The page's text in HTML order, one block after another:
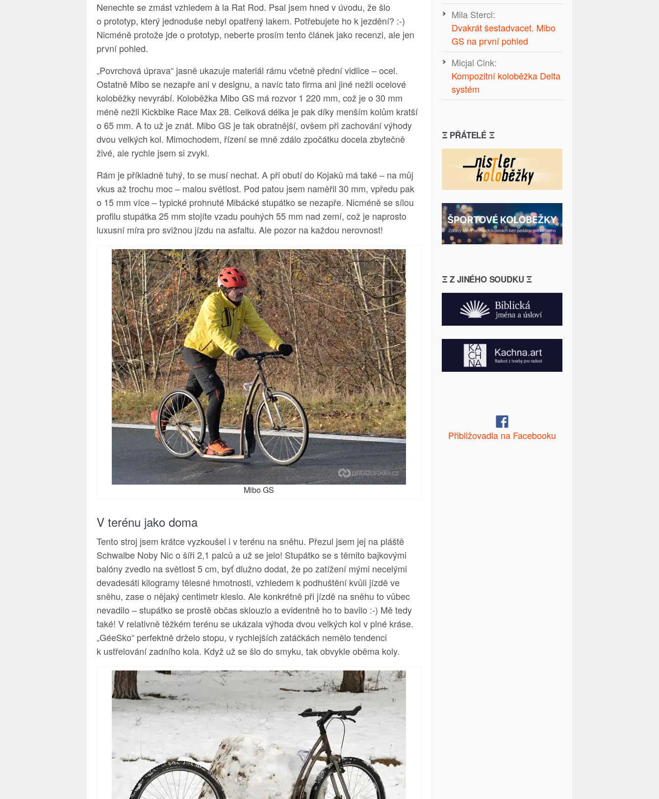
Nenechte se zmást vzhledem à la Rat Rod. Psal jsem hned v úvodu, že šlo
o prototyp, který jednoduše nebyl opatřený lakem. Potřebujete ho k jezdění? :-)
Nicméně protože jde o prototyp, neberte prosím tento článek jako recenzi, ale jen
první pohled.
„Povrchová úprava“ jasně ukazuje materiál rámu včetně přední vidlice – ocel.
Ostatně Mibo se nezapře ani v designu, a navíc tato firma ani jiné nežli ocelové
koloběžky nevyrábí. Koloběžka Mibo GS má rozvor 1 220 mm, což je o 30 mm
méně nežli Kickbike Race Max 28. Celková délka je pak díky menším kolům kratší
o 65 mm. A to už je znát. Mibo GS je tak obratnější, ovšem při zachování výhody
dvou velkých kol. Mimochodem, řízení se mně zdálo zpočátku docela zbytečně
živé, ale rychle jsem si zvykl.
Rám je příkladně tuhý, to se musí nechat. A při obutí do Kojaků má také – na můj
vkus až trochu moc – malou světlost. Pod patou jsem naměřil 30 mm, vpředu pak
o 15 mm více – typické prohnuté Mibácké stupátko se nezapře. Nicméně se sílou
profilu stupátka 25 mm stojíte vzadu pouhých 55 mm nad zemí, což je naprosto
luxusní míra pro svižnou jízdu na asfaltu. Ale pozor na každou nerovnost!
Mibo GS
V terénu jako doma
Tento stroj jsem krátce vyzkoušel i v terénu na sněhu. Přezul jsem jej na pláště
Schwalbe Noby Nic o šíři 2,1 palců a už se jelo! Stupátko se s těmito bajkovými
balóny zvedlo na světlost 5 cm, byť dlužno dodat, že po zatížení mými necelými
devadesáti kilogramy tělesné hmotnosti, vzhledem k podhuštění kvůli jízdě ve
sněhu, zase o nějaký centimetr kleslo. Ale konkrétně při jízdě na sněhu to vůbec
nevadilo – stupátko se prostě občas sklouzlo a evidentně ho to bavilo :-) Mě tedy
také! V relativně těžkém terénu se ukázala výhoda dvou velkých kol v plné kráse.
„GéeSko“ perfektně drželo stopu, v rychlejších zatáčkách nemělo tendenci
k ustřelování zadního kola. Když už se šlo do smyku, tak obvykle oběma koly.
Mila Stercl:
Dvakrát šestadvacet. Mibo
GS na první pohled
Micjal Cink:
Kompozitní koloběžka Delta
systém
Ξ PŘÁTELÉ Ξ
Ξ Z JINÉHO SOUDKU Ξ
Přibližovadla na Facebooku